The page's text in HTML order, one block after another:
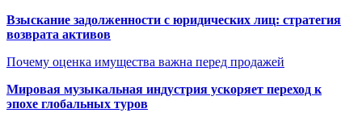
Взыскание задолженности с юридических лиц: стратегия
возврата активов
Почему оценка имущества важна перед продажей
Мировая музыкальная индустрия ускоряет переход к
эпохе глобальных туров